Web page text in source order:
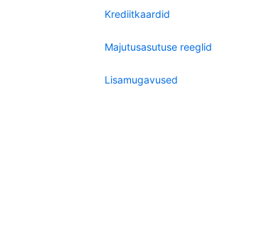
Krediitkaardid
Majutusasutuse reeglid
Lisamugavused